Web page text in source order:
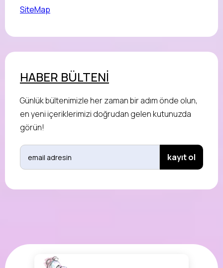
SiteMap
HABER BÜLTENİ
Günlük bültenimizle her zaman bir adım önde olun,
en yeni içeriklerimizi doğrudan gelen kutunuzda
görün!